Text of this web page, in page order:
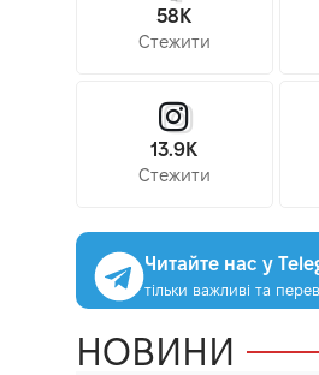
58K
Стежити
13.9K
Стежити
Читайте нас у
тільки важливі та
НОВИНИ